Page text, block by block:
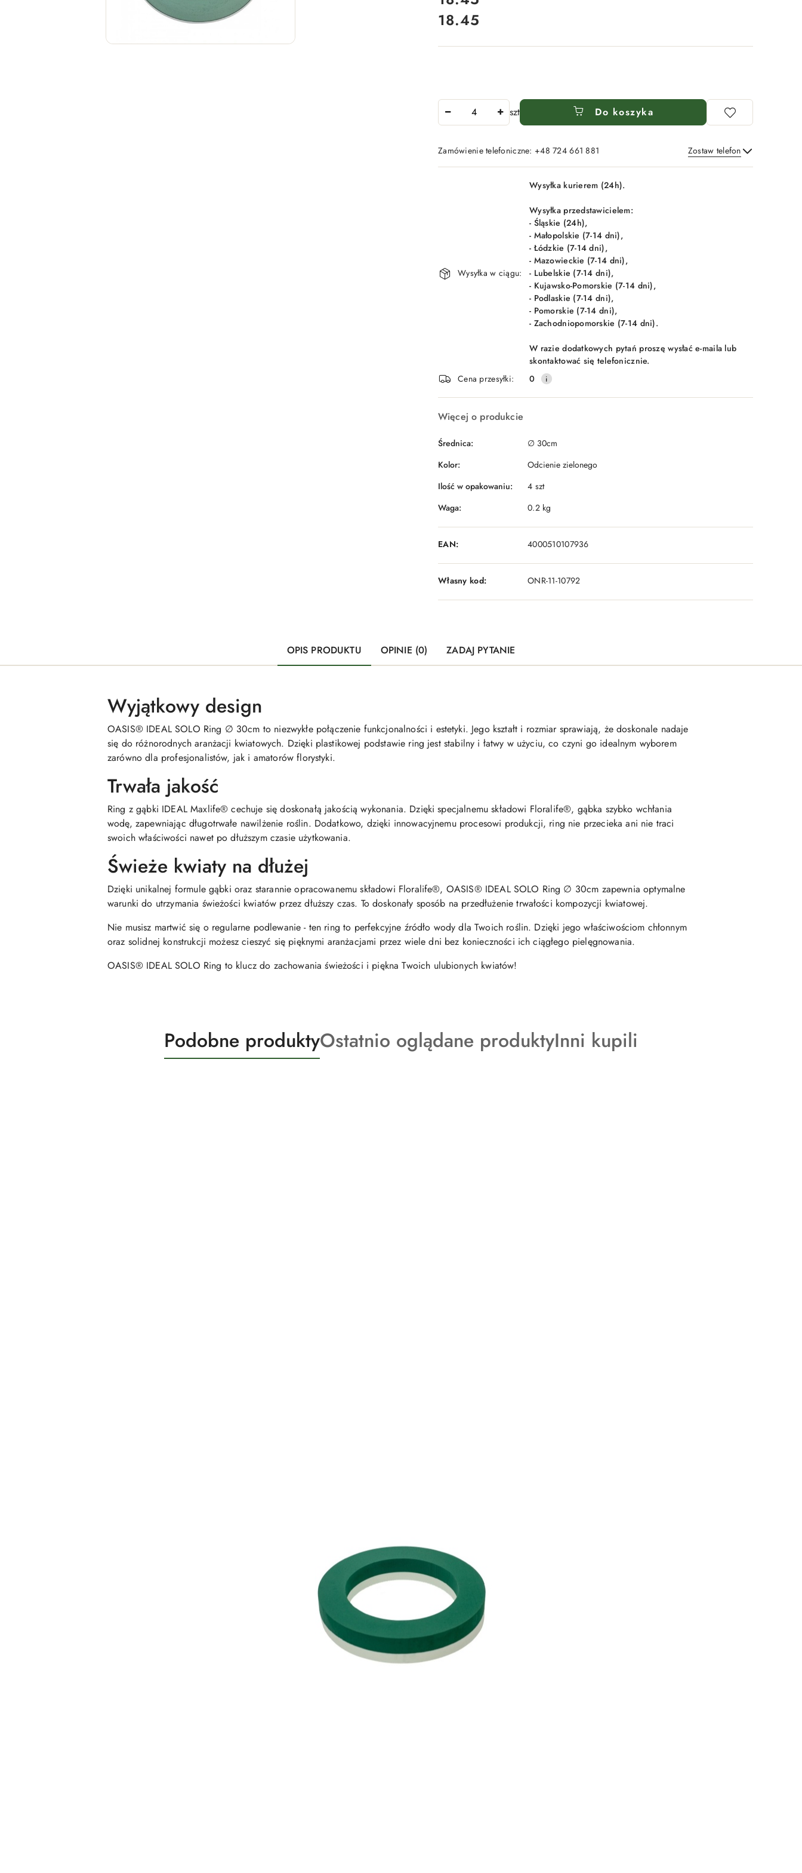
Cena:
18.45
szt Do koszyka
Zamówienie telefoniczne: +48 724 661 881 Zostaw telefon
Wyślij
Wysyłka w ciągu:
Wysyłka kurierem (24h).
Wysyłka przedstawicielem:
- Śląskie (24h),
- Małopolskie (7-14 dni),
- Łódzkie (7-14 dni),
- Mazowieckie (7-14 dni),
- Lubelskie (7-14 dni),
- Kujawsko-Pomorskie (7-14 dni),
- Podlaskie (7-14 dni),
- Pomorskie (7-14 dni),
- Zachodniopomorskie (7-14 dni).
W razie dodatkowych pytań proszę wysłać e-maila lub
skontaktować się telefonicznie.
Cena przesyłki:
0
Więcej o produkcie
Średnica:
∅ 30cm
Kolor:
Odcienie zielonego
Ilość w opakowaniu:
4 szt
Waga:
0.2 kg
EAN: 4000510107936
Własny kod: ONR-11-10792
OPIS PRODUKTU OPINIE (0) ZADAJ PYTANIE
Wyjątkowy design
OASIS® IDEAL SOLO Ring ∅ 30cm to niezwykłe połączenie funkcjonalności i estetyki. Jego kształt i rozmiar sprawiają, że doskonale nadaje
się do różnorodnych aranżacji kwiatowych. Dzięki plastikowej podstawie ring jest stabilny i łatwy w użyciu, co czyni go idealnym wyborem
zarówno dla profesjonalistów, jak i amatorów florystyki.
Trwała jakość
Ring z gąbki IDEAL Maxlife® cechuje się doskonałą jakością wykonania. Dzięki specjalnemu składowi Floralife®, gąbka szybko wchłania
wodę, zapewniając długotrwałe nawilżenie roślin. Dodatkowo, dzięki innowacyjnemu procesowi produkcji, ring nie przecieka ani nie traci
swoich właściwości nawet po dłuższym czasie użytkowania.
Świeże kwiaty na dłużej
Dzięki unikalnej formule gąbki oraz starannie opracowanemu składowi Floralife®, OASIS® IDEAL SOLO Ring ∅ 30cm zapewnia optymalne
warunki do utrzymania świeżości kwiatów przez dłuższy czas. To doskonały sposób na przedłużenie trwałości kompozycji kwiatowej.
Nie musisz martwić się o regularne podlewanie - ten ring to perfekcyjne źródło wody dla Twoich roślin. Dzięki jego właściwościom chłonnym
oraz solidnej konstrukcji możesz cieszyć się pięknymi aranżacjami przez wiele dni bez konieczności ich ciągłego pielęgnowania.
OASIS® IDEAL SOLO Ring to klucz do zachowania świeżości i piękna Twoich ulubionych kwiatów!
Produkty
o
Podobne produktyProdukty
o
Ostatnio oglądane produktyProdukty
Inni kupili